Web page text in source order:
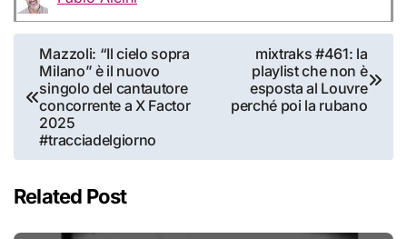
Navigazione
articoli
Mazzoli: “Il cielo sopra
Milano” è il nuovo
singolo del cantautore
concorrente a X Factor
2025
#tracciadelgiorno
mixtraks #461: la
playlist che non è
esposta al Louvre
perché poi la rubano
Related Post